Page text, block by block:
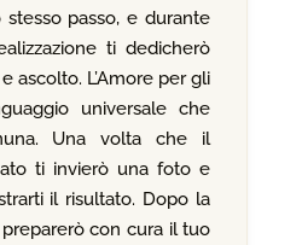
passo, e durante
ti dedicherò
ascolto. L’Amore per gli
universale che
Una volta che il
ti invierò una foto e
il risultato. Dopo la
con cura il tuo